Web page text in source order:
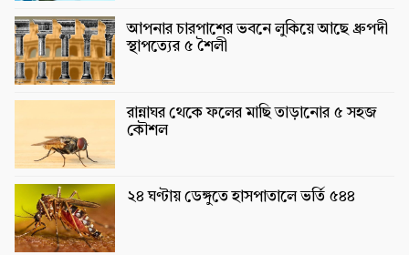
আপনার চারপাশের ভবনে লুকিয়ে আছে ধ্রুপদী
স্থাপত্যের ৫ শৈলী
রান্নাঘর থেকে ফলের মাছি তাড়ানোর ৫ সহজ
কৌশল
২৪ ঘণ্টায় ডেঙ্গুতে হাসপাতালে ভর্তি ৫৪৪